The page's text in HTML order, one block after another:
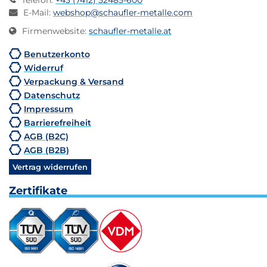
E-Mail: webshop@schaufler-metalle.com
Firmenwebsite: schaufler-metalle.at
Benutzerkonto
Widerruf
Verpackung & Versand
Datenschutz
Impressum
Barrierefreiheit
AGB (B2C)
AGB (B2B)
Vertrag widerrufen
Zertifikate